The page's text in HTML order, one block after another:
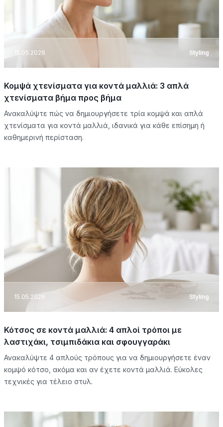
15.05.2026 Styling
Κομψά χτενίσματα για κοντά μαλλιά: 3 απλά
χτενίσματα βήμα προς βήμα
Ανακαλύψτε πώς να δημιουργήσετε τρία κομψά και απλά
χτενίσματα για κοντά μαλλιά, ιδανικά για κάθε επίσημη ή
καθημερινή περίσταση.
15.05.2026 Styling
Κότσος σε κοντά μαλλιά: 4 απλοί τρόποι με
λαστιχάκι, τσιμπιδάκια και σφουγγαράκι
Ανακαλύψτε 4 απλούς τρόπους για να δημιουργήσετε έναν
κομψό κότσο, ακόμα και αν έχετε κοντά μαλλιά. Εύκολες
τεχνικές για τέλειο στυλ.